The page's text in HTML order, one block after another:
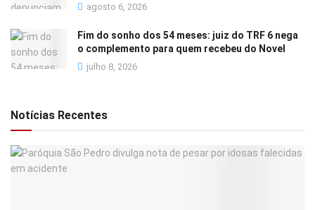
agosto 6, 2026
Fim do sonho dos 54 meses: juiz do TRF 6 nega
o complemento para quem recebeu do Novel
julho 8, 2026
Notícias Recentes